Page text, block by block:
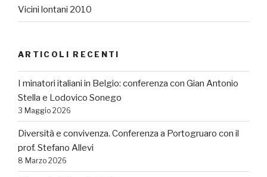
Vicini lontani 2010
ARTICOLI RECENTI
I minatori italiani in Belgio: conferenza con Gian Antonio
Stella e Lodovico Sonego
3 Maggio 2026
Diversità e convivenza. Conferenza a Portogruaro con il
prof. Stefano Allevi
8 Marzo 2026